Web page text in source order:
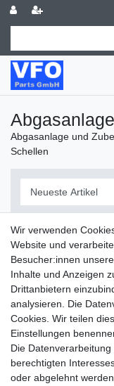
Abgasanlage
Abgasanlage und
Schellen
Filter
Abgasanlage und
Auspuffklappen,
Wir verwenden
Website und
Besucher:innen
Inhalte und Anzeigen
Drittanbietern
analysieren. Die
Cookies. Wir teilen
Einstellungen
Die
berechtigten
oder abgelehnt